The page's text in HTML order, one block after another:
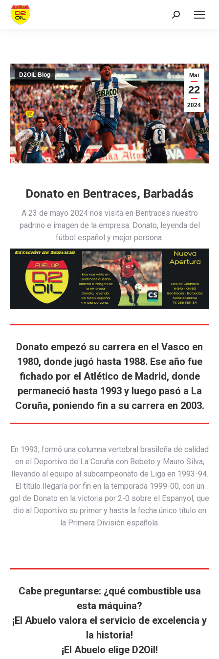
Search:
Mai
22
2024
D2OIL Blog
Donato en Bentraces, Barbadás
A 23 de mayo 2024 nos visita en Bentraces nuestro
padrino e imagen de la empresa: Donato, leyenda del
fútbol español y mejor persona.
Donato empezó su carrera en el Vasco en
1980, donde jugó hasta 1988. Ese año fue
fichado por el Atlético de Madrid, donde
permaneció hasta 1993 y luego pasó a La
Coruña, poniendo fin a su carrera en 2003.
En 1993, formó una columna vertebral brasileña de calidad
en el Deportivo de La Coruña con Bebeto y Mauro Silva,
llevando al equipo al subcampeonato de Liga en 1993-94.
El título llegaría por fin en la temporada 1999-00, con un
gol de Donato en la victoria por 2-0 sobre el Espanyol, que
dio al Deportivo su primer y hasta la fecha único título en
la Primera División española.
Cabe preguntarse: ¿qué combustible usa
esta máquina?
¡El Abuelo valora el servicio de excelencia y
la historia!
¡El Abuelo elige D2Oil!